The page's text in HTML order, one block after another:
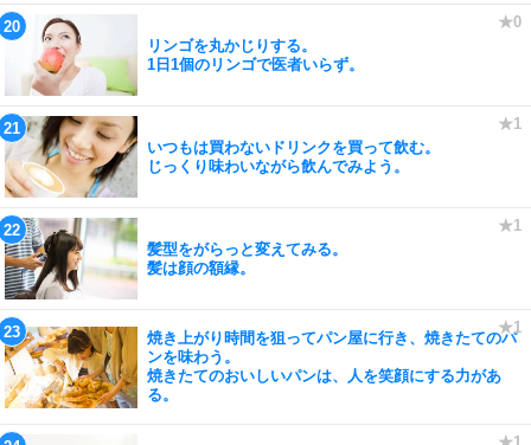
リンゴを丸かじりする。
1日1個のリンゴで医者いらず。
いつもは買わないドリンクを買って飲む。
じっくり味わいながら飲んでみよう。
髪型をがらっと変えてみる。
髪は顔の額縁。
焼き上がり時間を狙ってパン屋に行き、焼きたてのパ
ンを味わう。
焼きたてのおいしいパンは、人を笑顔にする力があ
る。